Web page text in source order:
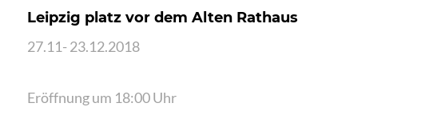
Leipzig platz vor dem Alten Rathaus
27.11- 23.12.2018
Eröffnung um 18:00 Uhr